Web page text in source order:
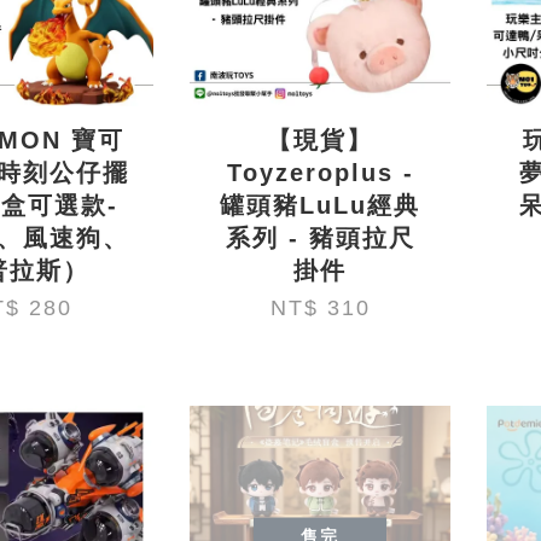
寶可
刻公仔擺
可選款-
風速狗、
斯）
280
【現貨】
Toyzeroplus -
罐頭豬LuLu經典
系列 - 豬頭拉尺
掛件
NT$ 310
售完